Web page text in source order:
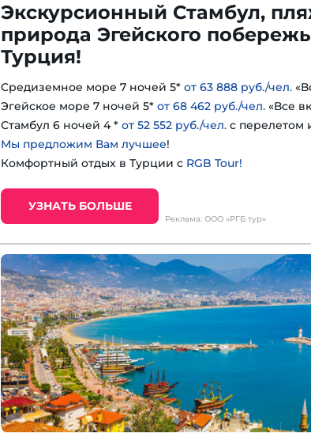
Экскурсионный Стамбул,
природа Эгейского
Турция!
Средиземное море 7 ночей 5* от 63 888 руб./чел.
Эгейское море 7 ночей 5* от 68 462 руб./чел. «Все
Стамбул 6 ночей 4 * от 52 552 руб./чел. с перелетом
Мы предложим Вам лучшее!
Комфортный отдых в Турции с RGB Tour!
УЗНАТЬ БОЛЬШЕ
Реклама: ООО «РГБ тур»